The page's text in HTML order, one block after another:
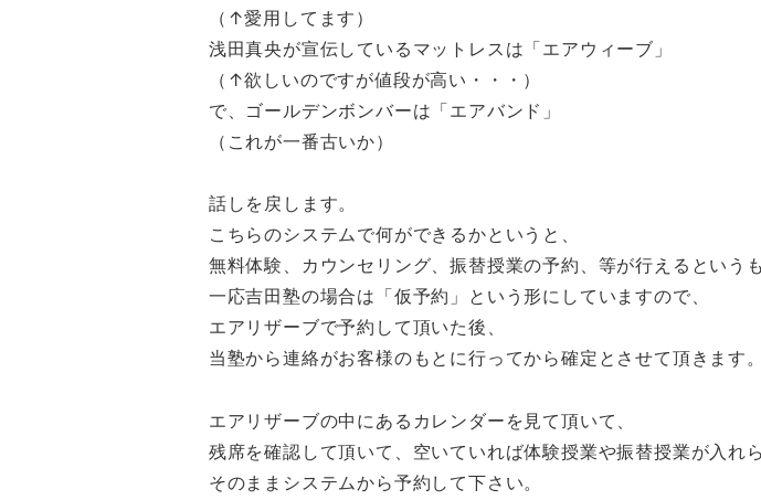
（↑愛用してます）
浅田真央が宣伝しているマットレスは「エアウィーブ」
（↑欲しいのですが値段が高い・・・）
で、ゴールデンボンバーは「エアバンド」
（これが一番古いか）
話しを戻します。
こちらのシステムで何ができるかというと、
無料体験、カウンセリング、振替授業の予約、等が行えるというも
一応吉田塾の場合は「仮予約」という形にしていますので、
エアリザーブで予約して頂いた後、
当塾から連絡がお客様のもとに行ってから確定とさせて頂きます。
エアリザーブの中にあるカレンダーを見て頂いて、
残席を確認して頂いて、空いていれば体験授業や振替授業が入れら
そのままシステムから予約して下さい。